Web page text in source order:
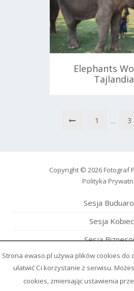
Elephants
Tajlandia
1 … 3
Copyright © 2026 Fotograf
Polityka
Sesja
Sesja
Sesja
Sesja
Wieczór
Strona ewaso.pl używa plików cookies do
ułatwić Ci korzystanie z serwisu.
cookies, zmieniając ustawienia